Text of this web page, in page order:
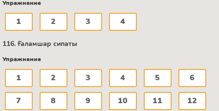
Упражнение
1 2 3 4
116. Ғаламшар сипаты
Упражнение
1 2 3 4 5 6
7 8 9 10 11 12